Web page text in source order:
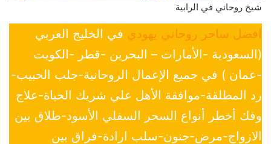
شيخ روحاني في الرابية
افضل ساحر روحاني يهودي في الخليج العربي
(السعودية -الأمارات – البحرين -قطر -الكويت
-عمان ) في جميع الإعمال الروحانية-جلب الحبيب-
رد المطلقة-موافقة الأهل علي شريك الحياة-علاج
وفك أخطر أنواع السحر السفلي الأسود-طلاق بين
الازواج-مرض-جنون-سلب ارادة-فراق بين